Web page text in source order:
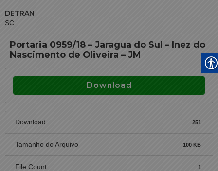
DETRAN
SC
Portaria 0959/18 – Jaragua do Sul – Inez do
Nascimento de Oliveira – JM
Download
Download 251
Tamanho do Arquivo 100 KB
File Count 1